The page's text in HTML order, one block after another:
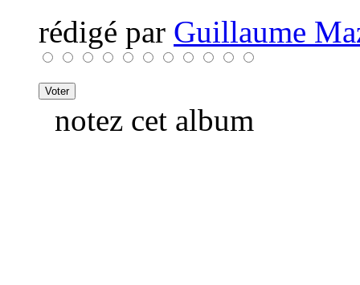
rédigé par Guillaume
notez cet album